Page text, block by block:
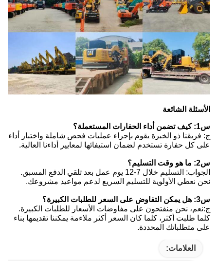
الأسئلة الشائعة
س1: كيف تضمن أداء الحفارات المستعملة؟
ج: فريقنا ذو الخبرة يقوم بإجراء عمليات فحص شاملة واختبار أداء
على كل حفارة تستخدم لضمان استيفائها لمعايير أداءنا العالية.
س2: ما هو وقت التسليم؟
الجواب: التسليم خلال 7-12 يوم عمل بعد تلقي الدفع المسبق.
نحن نعطي الأولوية للتسليم السريع لدعم مواعيد مشروعك.
س3: هل يمكن التفاوض على السعر للطلبات الكبيرة؟
ج:نعم، نحن منفتحون على مفاوضات الأسعار للطلبات الكبيرة.
كلما طلبت أكثر، كلما كان السعر أكثر ملاءمة يمكننا تقديمها بناء
على متطلباتك المحددة.
العلامات: